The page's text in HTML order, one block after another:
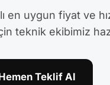
en uygun fiyat ve
teknik ekibimiz
Teklif Al